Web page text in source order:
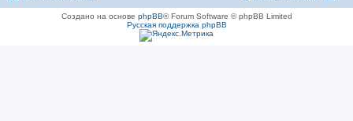
Создано на основе phpBB® Forum Software © phpBB Limited
Русская поддержка phpBB